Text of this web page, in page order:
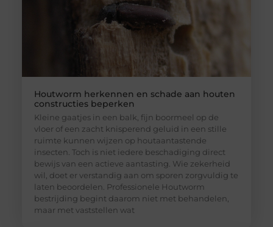
Houtworm herkennen en schade aan houten
constructies beperken
Kleine gaatjes in een balk, fijn boormeel op de
vloer of een zacht knisperend geluid in een stille
ruimte kunnen wijzen op houtaantastende
insecten. Toch is niet iedere beschadiging direct
bewijs van een actieve aantasting. Wie zekerheid
wil, doet er verstandig aan om sporen zorgvuldig te
laten beoordelen. Professionele Houtworm
bestrijding begint daarom niet met behandelen,
maar met vaststellen wat